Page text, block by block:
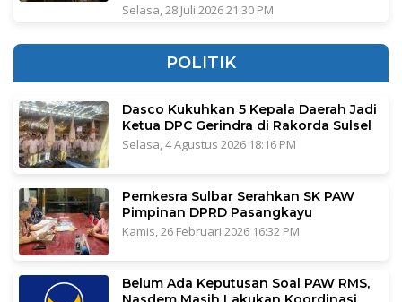
Selasa, 28 Juli 2026 21:30 PM
POLITIK
Dasco Kukuhkan 5 Kepala Daerah Jadi
Ketua DPC Gerindra di Rakorda Sulsel
Selasa, 4 Agustus 2026 18:16 PM
Pemkesra Sulbar Serahkan SK PAW
Pimpinan DPRD Pasangkayu
Kamis, 26 Februari 2026 16:32 PM
Belum Ada Keputusan Soal PAW RMS,